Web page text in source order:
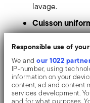
Responsible use of
We andour 1022
IP-number, using
information on your
content, ad and content
services development.
lavage.
Cuisson
indéformable.
Polyvalence
dorer, sauter,